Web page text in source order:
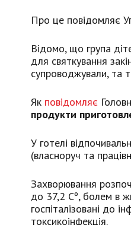
Про це повідомляє
Відомо, що група
для святкування
супроводжували, та
Як повідомляє
продукти
У готелі
(власноруч та
Захворювання
до 37,2 Сº, болем в
госпіталізовані до
токсикоінфекція.